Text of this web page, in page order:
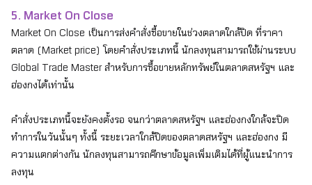
5. Market On Close
Market On Close เป็นการส่งคำสั่งซื้อขายในช่วงตลาดใกล้ปิด ที่ราคา
ตลาด (Market price) โดยคำสั่งประเภทนี้ นักลงทุนสามารถใช้ผ่านระบบ
Global Trade Master สำหรับการซื้อขายหลักทรัพย์ในตลาดสหรัฐฯ และ
ฮ่องกงได้เท่านั้น
คำสั่งประเภทนี้จะยังคงตั้งรอ จนกว่าตลาดสหรัฐฯ และฮ่องกงใกล้จะปิด
ทำการในวันนั้นๆ ทั้งนี้ ระยะเวลาใกล้ปิดของตลาดสหรัฐฯ และฮ่องกง มี
ความแตกต่างกัน นักลงทุนสามารถศึกษาข้อมูลเพิ่มเติมได้ที่ผู้แนะนำการ
ลงทุน